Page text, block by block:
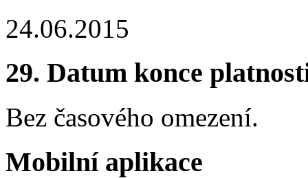
24.06.2015
29. Datum konce
Bez časového omezení.
Mobilní aplikace